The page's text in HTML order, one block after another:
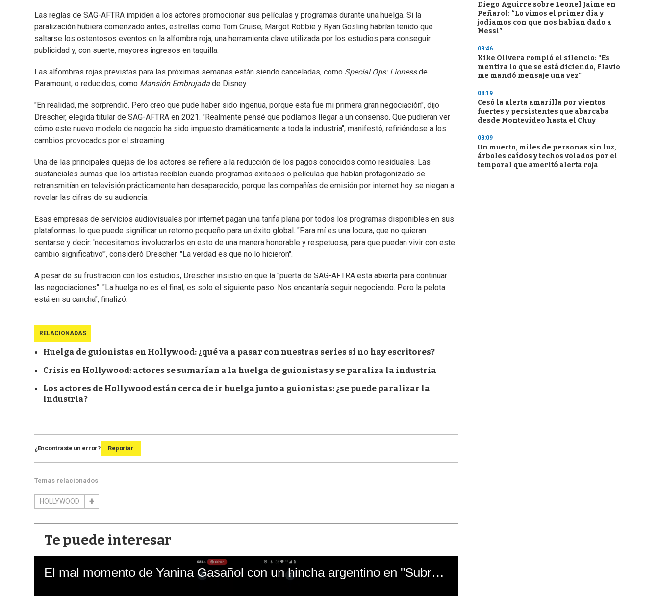
Las reglas de SAG-AFTRA impiden a los actores promocionar sus películas y programas durante una huelga. Si la
paralización hubiera comenzado antes, estrellas como Tom Cruise, Margot Robbie y Ryan Gosling habrían tenido que
saltarse los ostentosos eventos en la alfombra roja, una herramienta clave utilizada por los estudios para conseguir
publicidad y, con suerte, mayores ingresos en taquilla.
Las alfombras rojas previstas para las próximas semanas están siendo canceladas, como Special Ops: Lionessde
Paramount, o reducidos, como Mansión Embrujada de Disney.
"En realidad, me sorprendió. Pero creo que pude haber sido ingenua, porque esta fue mi primera gran negociación", dijo
Drescher, elegida titular de SAG-AFTRA en 2021. "Realmente pensé que podíamos llegar a un consenso. Que pudieran ver
cómo este nuevo modelo de negocio ha sido impuesto dramáticamente a toda la industria", manifestó, refiriéndose a los
cambios provocados por el streaming.
Una de las principales quejas de los actores se refiere a la reducción de los pagos conocidos como residuales. Las
sustanciales sumas que los artistas recibían cuando programas exitosos o películas que habían protagonizado se
retransmitían en televisión prácticamente han desaparecido, porque las compañías de emisión por internet hoy se niegan a
revelar las cifras de su audiencia.
Esas empresas de servicios audiovisuales por internet pagan una tarifa plana por todos los programas disponibles en sus
plataformas, lo que puede significar un retorno pequeño para un éxito global. "Para mí es una locura, que no quieran
sentarse y decir: 'necesitamos involucrarlos en esto de una manera honorable y respetuosa, para que puedan vivir con este
cambio significativo'", consideró Drescher. "La verdad es que no lo hicieron".
A pesar de su frustración con los estudios, Drescher insistió en que la "puerta de SAG-AFTRA está abierta para continuar
las negociaciones". "La huelga no es el final, es solo el siguiente paso. Nos encantaría seguir negociando. Pero la pelota
está en su cancha", finalizó.
RELACIONADAS
Huelga de guionistas en Hollywood: ¿qué va a pasar con nuestras series si no hay escritores?
Crisis en Hollywood: actores se sumarían a la huelga de guionistas y se paraliza la industria
Los actores de Hollywood están cerca de ir huelga junto a guionistas: ¿se puede paralizar la
industria?
¿Encontraste un error? Reportar
Temas relacionados
HOLLYWOOD
Te puede interesar
El mal momento de Yanina Gasañol con un hincha argentino en "Subrayado"
Diego Aguirre sobre Leonel Jaime en
Peñarol: “Lo vimos el primer día y
jodíamos con que nos habían dado a
Messi”
08:46
Kike Olivera rompió el silencio: "Es
mentira lo que se está diciendo, Flavio
me mandó mensaje una vez"
08:19
Cesó la alerta amarilla por vientos
fuertes y persistentes que abarcaba
desde Montevideo hasta el Chuy
08:09
Un muerto, miles de personas sin luz,
árboles caídos y techos volados por el
temporal que ameritó alerta roja